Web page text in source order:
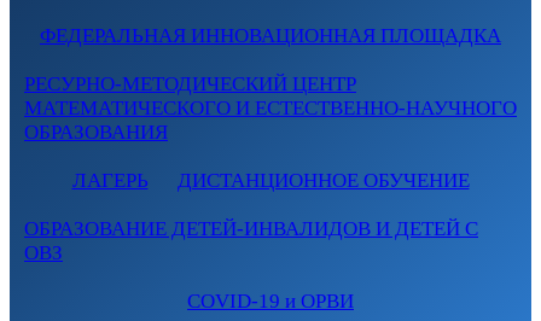
ФЕДЕРАЛЬНАЯ ИННОВАЦИОННАЯ ПЛОЩАДКА
РЕСУРНО-МЕТОДИЧЕСКИЙ ЦЕНТР
МАТЕМАТИЧЕСКОГО И ЕСТЕСТВЕННО-НАУЧНОГО
ОБРАЗОВАНИЯ
ЛАГЕРЬ ДИСТАНЦИОННОЕ ОБУЧЕНИЕ
ОБРАЗОВАНИЕ ДЕТЕЙ-ИНВАЛИДОВ И ДЕТЕЙ С
ОВЗ
COVID-19 и ОРВИ